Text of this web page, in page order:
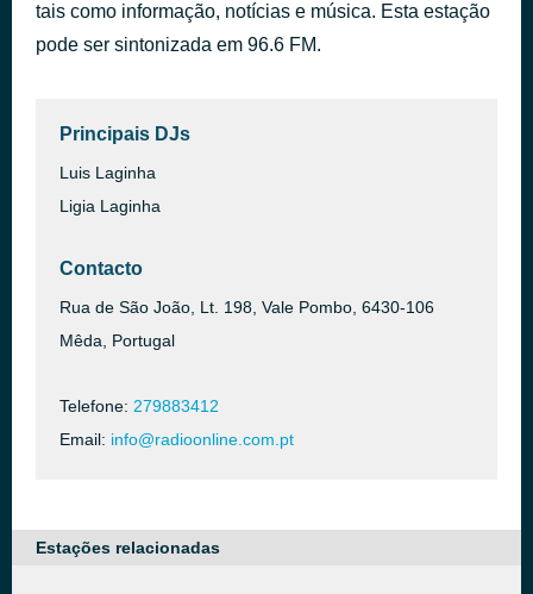
tais como informação, notícias e música. Esta estação
pode ser sintonizada em 96.6 FM.
Principais DJs
Luis Laginha
Ligia Laginha
Contacto
Rua de São João, Lt. 198, Vale Pombo, 6430-106
Mêda, Portugal
Telefone: 279883412
Email: info@radioonline.com.pt
Estações relacionadas